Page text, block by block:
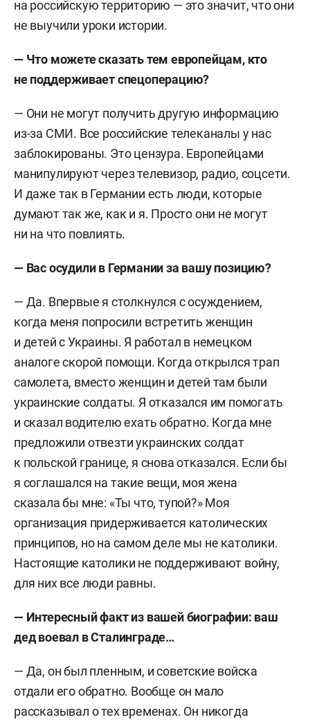
на российскую территорию — это значит, что они
не выучили уроки истории.
— Что можете сказать тем европейцам, кто
не поддерживает спецоперацию?
— Они не могут получить другую информацию
из-за СМИ. Все российские телеканалы у нас
заблокированы. Это цензура. Европейцами
манипулируют через телевизор, радио, соцсети.
И даже так в Германии есть люди, которые
думают так же, как и я. Просто они не могут
ни на что повлиять.
— Вас осудили в Германии за вашу позицию?
— Да. Впервые я столкнулся с осуждением,
когда меня попросили встретить женщин
и детей с Украины. Я работал в немецком
аналоге скорой помощи. Когда открылся трап
самолета, вместо женщин и детей там были
украинские солдаты. Я отказался им помогать
и сказал водителю ехать обратно. Когда мне
предложили отвезти украинских солдат
к польской границе, я снова отказался. Если бы
я соглашался на такие вещи, моя жена
сказала бы мне: «Ты что, тупой?» Моя
организация придерживается католических
принципов, но на самом деле мы не католики.
Настоящие католики не поддерживают войну,
для них все люди равны.
— Интересный факт из вашей биографии: ваш
дед воевал в Сталинграде…
— Да, он был пленным, и советские войска
отдали его обратно. Вообще он мало
рассказывал о тех временах. Он никогда